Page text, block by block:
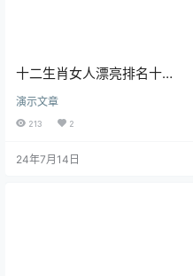
十二生肖女人漂亮排名十二
演示文章
213 2
24年7月14日